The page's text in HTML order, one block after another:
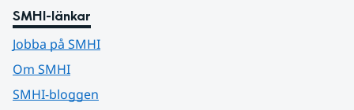
SMHI-länkar
Jobba på SMHI
Om SMHI
SMHI-bloggen